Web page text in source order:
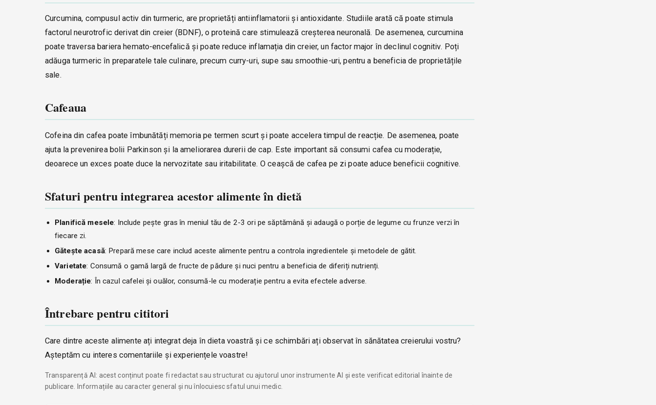
Curcumina, compusul activ din turmeric, are proprietăți antiinflamatorii și antioxidante. Studiile arată că poate stimula
factorul neurotrofic derivat din creier (BDNF), o proteină care stimulează creșterea neuronală. De asemenea, curcumina
poate traversa bariera hemato-encefalică și poate reduce inflamația din creier, un factor major în declinul cognitiv. Poți
adăuga turmeric în preparatele tale culinare, precum curry-uri, supe sau smoothie-uri, pentru a beneficia de proprietățile
sale.
Cafeaua
Cofeina din cafea poate îmbunătăți memoria pe termen scurt și poate accelera timpul de reacție. De asemenea, poate
ajuta la prevenirea bolii Parkinson și la ameliorarea durerii de cap. Este important să consumi cafea cu moderație,
deoarece un exces poate duce la nervozitate sau iritabilitate. O ceașcă de cafea pe zi poate aduce beneficii cognitive.
Sfaturi pentru integrarea acestor alimente în dietă
Planifică mesele: Include pește gras în meniul tău de 2-3 ori pe săptămână și adaugă o porție de legume cu frunze verzi în
fiecare zi.
Gătește acasă: Prepară mese care includ aceste alimente pentru a controla ingredientele și metodele de gătit.
Varietate: Consumă o gamă largă de fructe de pădure și nuci pentru a beneficia de diferiți nutrienți.
Moderație: În cazul cafelei și ouălor, consumă-le cu moderație pentru a evita efectele adverse.
Întrebare pentru cititori
Care dintre aceste alimente ați integrat deja în dieta voastră și ce schimbări ați observat în sănătatea creierului vostru?
Așteptăm cu interes comentariile și experiențele voastre!
Transparență AI: acest conținut poate fi redactat sau structurat cu ajutorul unor instrumente AI și este verificat editorial înainte de
publicare. Informațiile au caracter general și nu înlocuiesc sfatul unui medic.